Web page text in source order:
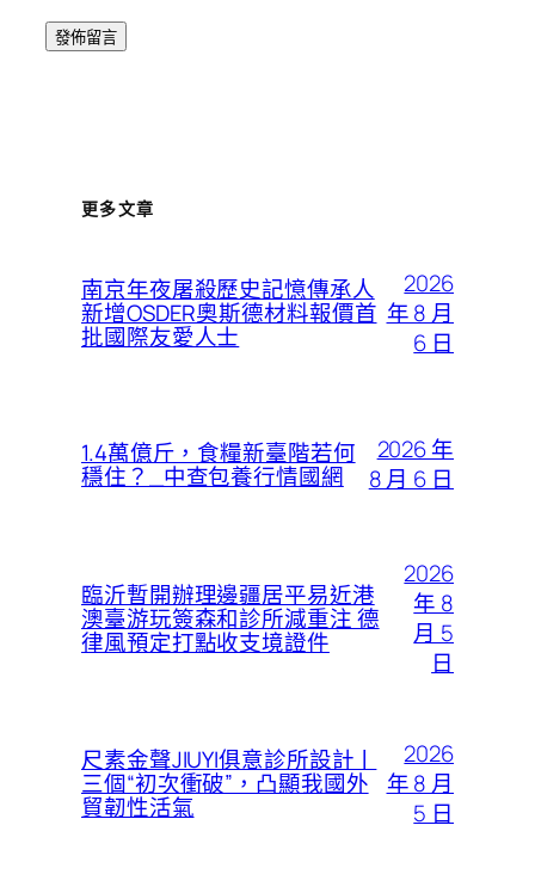
更多文章
南京年夜屠殺歷史記憶傳承人
新增OSDER奧斯德材料報價首
批國際友愛人士
2026
年 8 月
6 日
1.4萬億斤，食糧新臺階若何
穩住？_中查包養行情國網
2026 年
8 月 6 日
臨沂暫開辦理邊疆居平易近港
澳臺游玩簽森和診所減重注 德
律風預定打點收支境證件
2026
年 8
月 5
日
尺素金聲JIUYI俱意診所設計丨
三個“初次衝破”，凸顯我國外
貿韌性活氣
2026
年 8 月
5 日